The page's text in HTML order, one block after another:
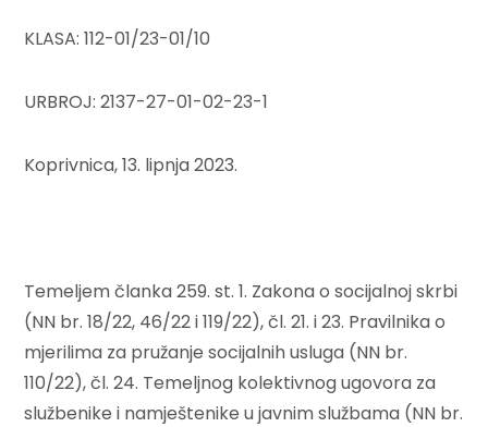
KLASA: 112-01/23-01/10
URBROJ: 2137-27-01-02-23-1
Koprivnica, 13. lipnja 2023.
Temeljem članka 259. st. 1. Zakona o socijalnoj skrbi
(NN br. 18/22, 46/22 i 119/22), čl. 21. i 23. Pravilnika o
mjerilima za pružanje socijalnih usluga (NN br.
110/22), čl. 24. Temeljnog kolektivnog ugovora za
službenike i namještenike u javnim službama (NN br.